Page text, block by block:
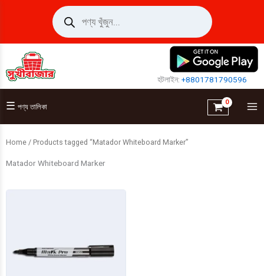
Products
search
হটলাইন:+8801781790596
☰ পণ্য তালিকা
Home / Products tagged “Matador Whiteboard Marker”
Matador Whiteboard Marker